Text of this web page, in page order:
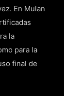
En Mulan
la
para la
final de